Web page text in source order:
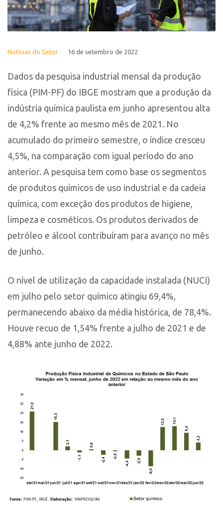
Notícias do Setor 16 de setembro de 2022
Dados da pesquisa industrial mensal da produção
física (PIM-PF) do IBGE mostram que a produção da
indústria química paulista em junho apresentou alta
de 4,2% frente ao mesmo mês de 2021. No
acumulado do primeiro semestre, o índice cresceu
4,5%, na comparação com igual período do ano
anterior. A pesquisa tem como base os segmentos
de produtos químicos de uso industrial e da cadeia
química, com exceção dos produtos de higiene,
limpeza e cosméticos. Os produtos derivados de
petróleo e álcool contribuíram para avanço no mês
de junho.
O nível de utilização da capacidade instalada (NUCI)
em julho pelo setor químico atingiu 69,4%,
permanecendo abaixo da média histórica, de 78,4%.
Houve recuo de 1,54% frente a julho de 2021 e de
4,88% ante junho de 2022.